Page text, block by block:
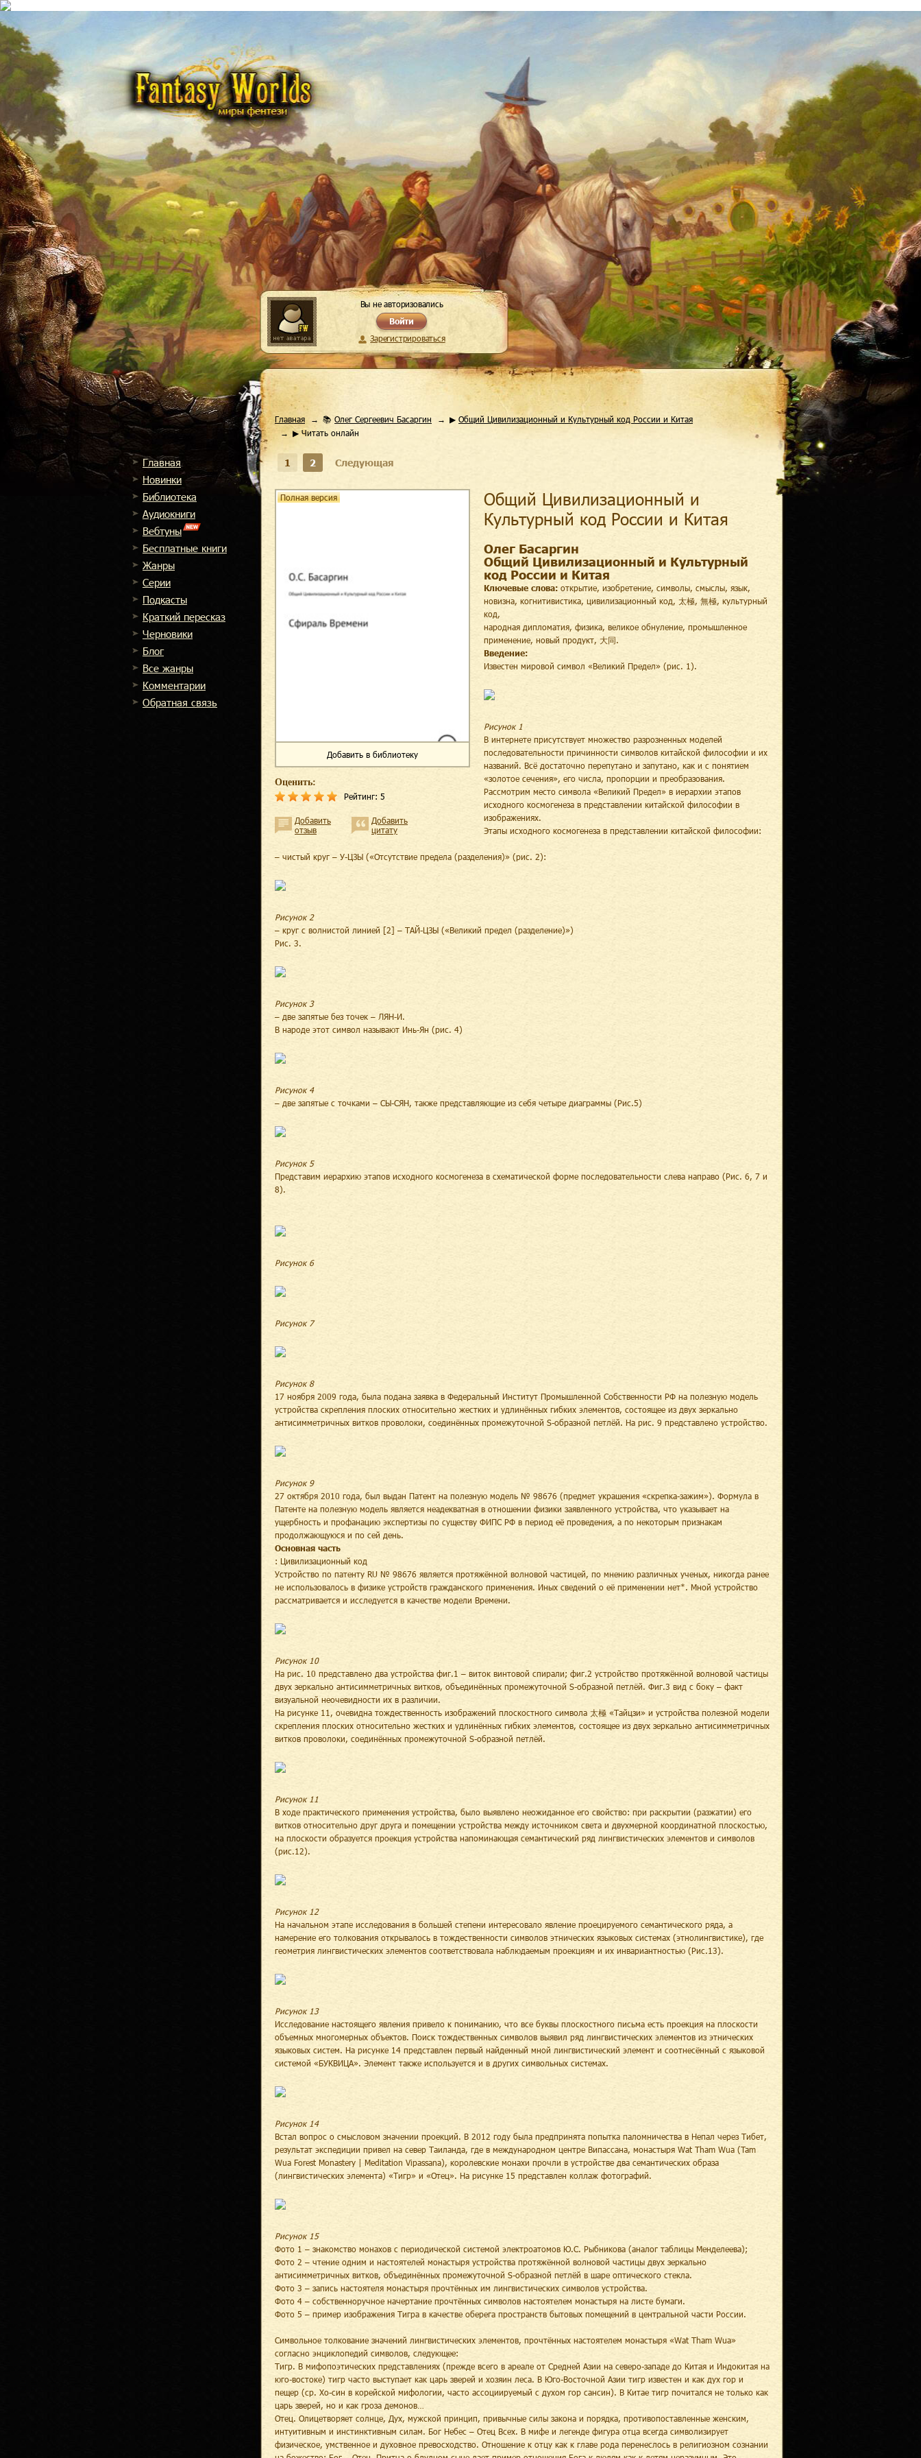
Вы не авторизовались
Войти
Зарегистрироваться
Главная
Новинки
Библиотека
Аудиокниги
Вебтуны
Бесплатные книги
Жанры
Cерии
Подкасты
Краткий пересказ
Черновики
Блог
Все жанры
Комментарии
Обратная связь
Главная 📚 Олег Сергеевич Басаргин ▶ Общий Цивилизационный и Культурный код России и Китая
▶ Читать онлайн
1 2 Следующая
Полная версия
Добавить в библиотеку
Оценить:
Рейтинг: 5
Добавить
отзыв
Добавить
цитату
Общий Цивилизационный и
Культурный код России и Китая
Олег Басаргин
Общий Цивилизационный и Культурный
код России и Китая
Ключевые слова: открытие, изобретение, символы, смыслы, язык,
новизна, когнитивистика, цивилизационный код, 太極, 無極, культурный
код,
народная дипломатия, физика, великое обнуление, промышленное
применение, новый продукт, 大同.
Введение:
Известен мировой символ «Великий Предел» (рис. 1).
Рисунок 1
В интернете присутствует множество разрозненных моделей
последовательности причинности символов китайской философии и их
названий. Всё достаточно перепутано и запутано, как и с понятием
«золотое сечения», его числа, пропорции и преобразования.
Рассмотрим место символа «Великий Предел» в иерархии этапов
исходного космогенеза в представлении китайской философии в
изображениях.
Этапы исходного космогенеза в представлении китайской философии:
– чистый круг – У-ЦЗЫ («Отсутствие предела (разделения)» (рис. 2):
Рисунок 2
– круг с волнистой линией [2] – ТАЙ-ЦЗЫ («Великий предел (разделение)»)
Рис. 3.
Рисунок 3
– две запятые без точек – ЛЯН-И.
В народе этот символ называют Инь-Ян (рис. 4)
Рисунок 4
– две запятые с точками – СЫ-СЯН, также представляющие из себя четыре диаграммы (Рис.5)
Рисунок 5
Представим иерархию этапов исходного космогенеза в схематической форме последовательности слева направо (Рис. 6, 7 и
8).
Рисунок 6
Рисунок 7
Рисунок 8
17 ноября 2009 года, была подана заявка в Федеральный Институт Промышленной Собственности РФ на полезную модель
устройства скрепления плоских относительно жестких и удлинённых гибких элементов, состоящее из двух зеркально
антисимметричных витков проволоки, соединённых промежуточной S-образной петлёй. На рис. 9 представлено устройство.
Рисунок 9
27 октября 2010 года, был выдан Патент на полезную модель № 98676 (предмет украшения «скрепка-зажим»). Формула в
Патенте на полезную модель является неадекватная в отношении физики заявленного устройства, что указывает на
ущербность и профанацию экспертизы по существу ФИПС РФ в период её проведения, а по некоторым признакам
продолжающуюся и по сей день.
Основная часть
: Цивилизационный код
Устройство по патенту RU № 98676 является протяжённой волновой частицей, по мнению различных ученых, никогда ранее
не использовалось в физике устройств гражданского применения. Иных сведений о её применении нет*. Мной устройство
рассматривается и исследуется в качестве модели Времени.
Рисунок 10
На рис. 10 представлено два устройства фиг.1 – виток винтовой спирали; фиг.2 устройство протяжённой волновой частицы
двух зеркально антисимметричных витков, объединённых промежуточной S-образной петлёй. Фиг.3 вид с боку – факт
визуальной неочевидности их в различии.
На рисунке 11, очевидна тождественность изображений плоскостного символа 太極 «Тайцзи» и устройства полезной модели
скрепления плоских относительно жестких и удлинённых гибких элементов, состоящее из двух зеркально антисимметричных
витков проволоки, соединённых промежуточной S-образной петлёй.
Рисунок 11
В ходе практического применения устройства, было выявлено неожиданное его свойство: при раскрытии (разжатии) его
витков относительно друг друга и помещении устройства между источником света и двухмерной координатной плоскостью,
на плоскости образуется проекция устройства напоминающая семантический ряд лингвистических элементов и символов
(рис.12).
Рисунок 12
На начальном этапе исследования в большей степени интересовало явление проецируемого семантического ряда, а
намерение его толкования открывалось в тождественности символов этнических языковых системах (этнолингвистике), где
геометрия лингвистических элементов соответствовала наблюдаемым проекциям и их инвариантностью (Рис.13).
Рисунок 13
Исследование настоящего явления привело к пониманию, что все буквы плоскостного письма есть проекция на плоскости
объемных многомерных объектов. Поиск тождественных символов выявил ряд лингвистических элементов из этнических
языковых систем. На рисунке 14 представлен первый найденный мной лингвистический элемент и соотнесённый с языковой
системой «БУКВИЦА». Элемент также используется и в других символьных системах.
Рисунок 14
Встал вопрос о смысловом значении проекций. В 2012 году была предпринята попытка паломничества в Непал через Тибет,
результат экспедиции привел на север Таиланда, где в международном центре Випассана, монастыря Wat Tham Wua (Tam
Wua Forest Monastery | Meditation Vipassana), королевские монахи прочли в устройстве два семантических образа
(лингвистических элемента) «Тигр» и «Отец». На рисунке 15 представлен коллаж фотографий.
Рисунок 15
Фото 1 – знакомство монахов с периодической системой электроатомов Ю.С. Рыбникова (аналог таблицы Менделеева);
Фото 2 – чтение одним и настоятелей монастыря устройства протяжённой волновой частицы двух зеркально
антисимметричных витков, объединённых промежуточной S-образной петлёй в шаре оптического стекла.
Фото 3 – запись настоятеля монастыря прочтённых им лингвистических символов устройства.
Фото 4 – собственноручное начертание прочтённых символов настоятелем монастыря на листе бумаги.
Фото 5 – пример изображения Тигра в качестве оберега пространств бытовых помещений в центральной части России.
Символьное толкование значений лингвистических элементов, прочтённых настоятелем монастыря «Wat Tham Wua»
согласно энциклопедий символов, следующее:
Тигр. В мифопоэтических представлениях (прежде всего в ареале от Средней Азии на северо-западе до Китая и Индокитая на
юго-востоке) тигр часто выступает как царь зверей и хозяин леса. В Юго-Восточной Азии тигр известен и как дух гор и
пещер (ср. Хо-син в корейской мифологии, часто ассоциируемый с духом гор сансин). В Китае тигр почитался не только как
царь зверей, но и как гроза демонов…
Отец. Олицетворяет солнце, Дух, мужской принцип, привычные силы закона и порядка, противопоставленные женским,
интуитивным и инстинктивным силам. Бог Небес – Отец Всех. В мифе и легенде фигура отца всегда символизирует
физическое, умственное и духовное превосходство. Отношение к отцу как к главе рода перенеслось в религиозном сознании